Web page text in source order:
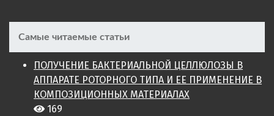
Самые читаемые статьи
ПОЛУЧЕНИЕ БАКТЕРИАЛЬНОЙ ЦЕЛЛЮЛОЗЫ В
АППАРАТЕ РОТОРНОГО ТИПА И ЕЕ ПРИМЕНЕНИЕ В
КОМПОЗИЦИОННЫХ МАТЕРИАЛАХ
169